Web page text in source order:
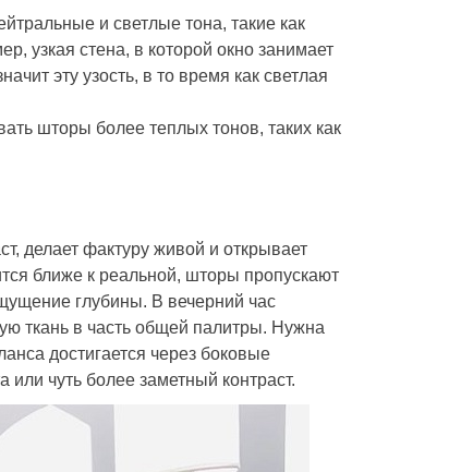
и светлые тона, такие как
узкая стена, в которой окно занимает
эту узость, в то время как светлая
шторы более теплых тонов, таких как
делает фактуру живой и открывает
ближе к реальной, шторы пропускают
глубины. В вечерний час
ткань в часть общей палитры. Нужна
достигается через боковые
или чуть более заметный контраст.